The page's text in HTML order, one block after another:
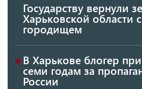
Государству вернули
Харьковской области
городищем
В Харькове блогер
семи годам за
России